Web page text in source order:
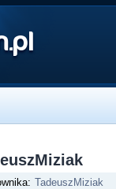
TadeuszMiziak